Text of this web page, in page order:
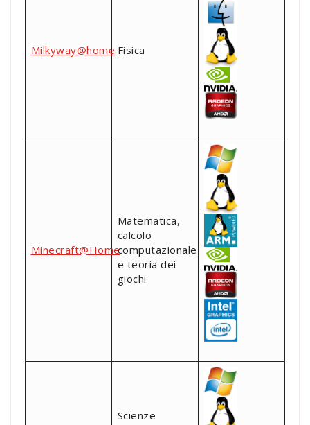
Milkyway@home Fisica
Minecraft@Home
Matematica,
calcolo
computazionale
e teoria dei
giochi
Scienze